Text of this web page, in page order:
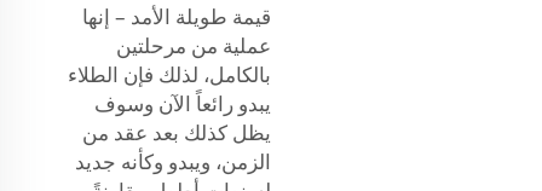
قيمة طويلة الأمد – إنها
عملية من مرحلتين
بالكامل، لذلك فإن الطلاء
يبدو رائعاً الآن وسوف
يظل كذلك بعد عقد من
الزمن، ويبدو وكأنه جديد